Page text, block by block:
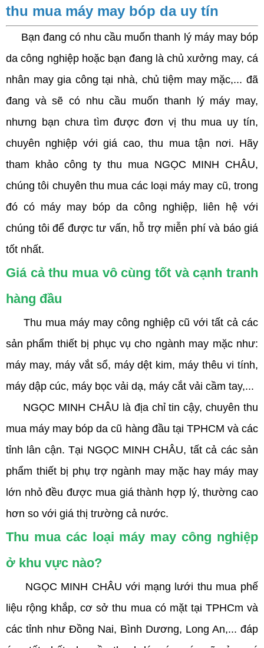
thu mua máy may bóp da uy tín
Bạn đang có nhu cầu muốn thanh lý máy may bóp
da công nghiệp hoặc bạn đang là chủ xưởng may, cá
nhân may gia công tại nhà, chủ tiệm may mặc,... đã
đang và sẽ có nhu cầu muốn thanh lý máy may,
nhưng bạn chưa tìm được đơn vị thu mua uy tín,
chuyên nghiệp với giá cao, thu mua tận nơi. Hãy
tham khảo công ty thu mua NGỌC MINH CHÂU,
chúng tôi chuyên thu mua các loại máy may cũ, trong
đó có máy may bóp da công nghiệp, liên hệ với
chúng tôi để được tư vấn, hỗ trợ miễn phí và báo giá
tốt nhất.
Giá cả thu mua vô cùng tốt và cạnh tranh
hàng đầu
Thu mua máy may công nghiệp cũ với tất cả các
sản phẩm thiết bị phục vụ cho ngành may mặc như:
máy may, máy vắt sổ, máy dệt kim, máy thêu vi tính,
máy dập cúc, máy bọc vải dạ, máy cắt vải cầm tay,...
NGỌC MINH CHÂU là địa chỉ tin cậy, chuyên thu
mua máy may bóp da cũ hàng đầu tại TPHCM và các
tỉnh lân cận. Tại NGỌC MINH CHÂU, tất cả các sản
phẩm thiết bị phụ trợ ngành may mặc hay máy may
lớn nhỏ đều được mua giá thành hợp lý, thường cao
hơn so với giá thị trường cả nước.
Thu mua các loại máy may công nghiệp
ở khu vực nào?
NGỌC MINH CHÂU với mạng lưới thu mua phế
liệu rộng khắp, cơ sở thu mua có mặt tại TPHCm và
các tỉnh như Đồng Nai, Bình Dương, Long An,... đáp